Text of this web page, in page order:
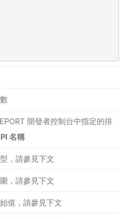
開發者控制台中指定的排
名稱
，請參見下文
，請參見下文
值，請參見下文